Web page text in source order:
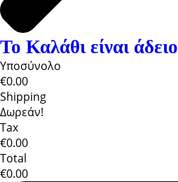
Το Καλάθι είναι άδειο
Υποσύνολο
€0.00
Shipping
Δωρεάν!
Tax
€0.00
Total
€0.00